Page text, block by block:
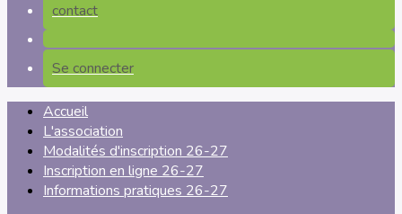
contact
Se connecter
Accueil
L'association
Modalités d'inscription 26-27
Inscription en ligne 26-27
Informations pratiques 26-27